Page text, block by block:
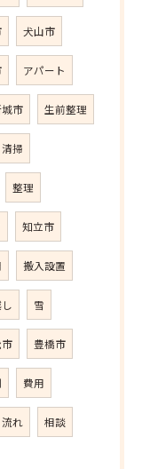
犬山市
アパート
市 生前整理
清掃
整理
知立市
搬入設置
雪
豊橋市
費用
流れ 相談